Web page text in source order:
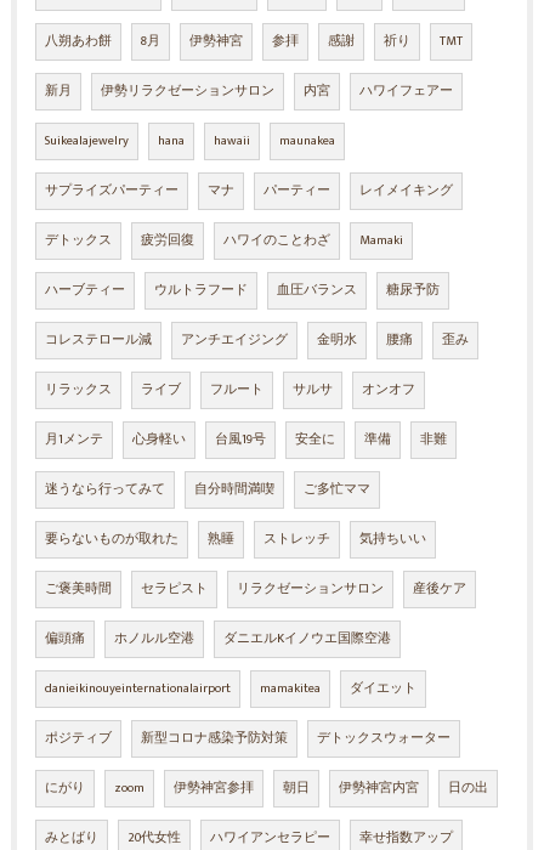
八朔あわ餅 8月 伊勢神宮 参拝 感謝 祈り TMT
新月 伊勢リラクゼーションサロン 内宮 ハワイフェアー
Suikealajewelry hana hawaii maunakea
サプライズパーティー マナ パーティー レイメイキング
デトックス 疲労回復 ハワイのことわざ Mamaki
ハーブティー ウルトラフード 血圧バランス 糖尿予防
コレステロール減 アンチエイジング 金明水 腰痛 歪み
リラックス ライブ フルート サルサ オンオフ
月1メンテ 心身軽い 台風19号 安全に 準備 非難
迷うなら行ってみて 自分時間満喫 ご多忙ママ
要らないものが取れた 熟睡 ストレッチ 気持ちいい
ご褒美時間 セラピスト リラクゼーションサロン 産後ケア
偏頭痛 ホノルル空港 ダニエルKイノウエ国際空港
danieikinouyeinternationalairport mamakitea ダイエット
ポジティブ 新型コロナ感染予防対策 デトックスウォーター
にがり zoom 伊勢神宮参拝 朝日 伊勢神宮内宮 日の出
みとばり 20代女性 ハワイアンセラピー 幸せ指数アップ